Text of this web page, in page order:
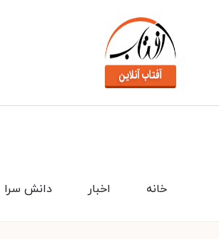
دانش سرا اخبار خانه